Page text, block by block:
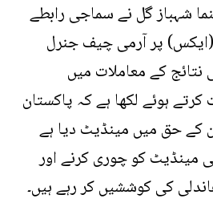
شہباز گل نے سماجی رابطے
پر آرمی چیف جنرل
نتائج کے معاملات میں
ہوئے لکھا ہے کہ پاکستان
کے حق میں مینڈیٹ دیا ہے
مینڈیٹ کو چوری کرنے اور
کی کوششیں کر رہے ہیں۔